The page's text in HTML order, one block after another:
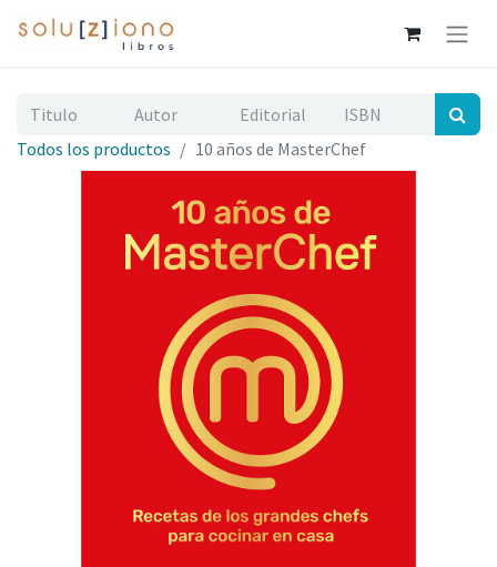
Todos los productos 10 años de MasterChef